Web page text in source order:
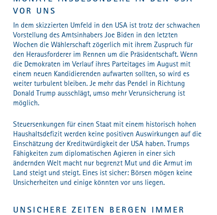
VOR UNS
In dem skizzierten Umfeld in den USA ist trotz der schwachen
Vorstellung des Amtsinhabers Joe Biden in den letzten
Wochen die Wählerschaft zögerlich mit ihrem Zuspruch für
den Herausforderer im Rennen um die Präsidentschaft. Wenn
die Demokraten im Verlauf ihres Parteitages im August mit
einem neuen Kandidierenden aufwarten sollten, so wird es
weiter turbulent bleiben. Je mehr das Pendel in Richtung
Donald Trump ausschlägt, umso mehr Verunsicherung ist
möglich.
Steuersenkungen für einen Staat mit einem historisch hohen
Haushaltsdefizit werden keine positiven Auswirkungen auf die
Einschätzung der Kreditwürdigkeit der USA haben. Trumps
Fähigkeiten zum diplomatischen Agieren in einer sich
ändernden Welt macht nur begrenzt Mut und die Armut im
Land steigt und steigt. Eines ist sicher: Börsen mögen keine
Unsicherheiten und einige könnten vor uns liegen.
UNSICHERE ZEITEN BERGEN IMMER